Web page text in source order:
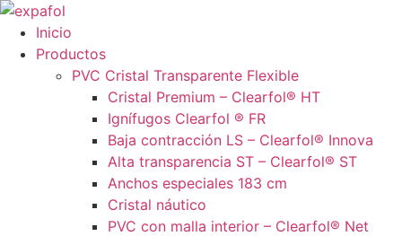
Ir
contenido
Inicio
Productos
PVC Cristal Transparente Flexible
Cristal Premium – Clearfol® HT
Ignífugos Clearfol ® FR
Baja contracción LS – Clearfol® Innova
Alta transparencia ST – Clearfol® ST
Anchos especiales 183 cm
Cristal náutico
PVC con malla interior – Clearfol® Net